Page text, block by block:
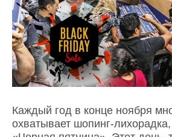
Каждый год в конце ноября
охватывает шопинг-лихорадка,